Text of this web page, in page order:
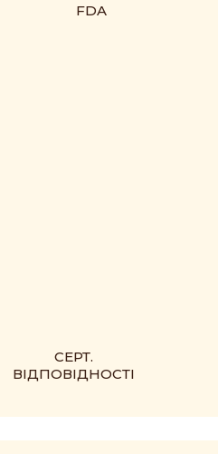
FDA
СЕРТ.
ВІДПОВІДНОСТІ